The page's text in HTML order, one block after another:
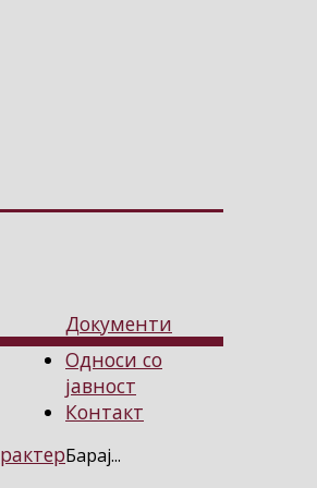
Документи
Односи со
јавност
Контакт
Барај...